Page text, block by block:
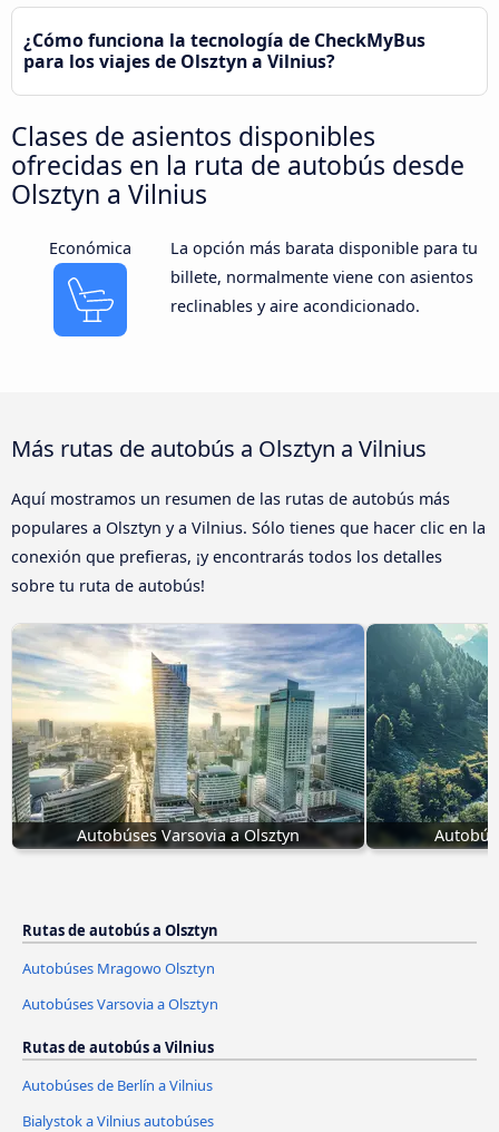
¿Cómo funciona la tecnología de CheckMyBus
para los viajes de Olsztyn a Vilnius?
Clases de asientos disponibles
ofrecidas en la ruta de autobús desde
Olsztyn a Vilnius
Económica
La opción más barata disponible para tu
billete, normalmente viene con asientos
reclinables y aire acondicionado.
Más rutas de autobús a Olsztyn a Vilnius
Aquí mostramos un resumen de las rutas de autobús más
populares a Olsztyn y a Vilnius. Sólo tienes que hacer clic en la
conexión que prefieras, ¡y encontrarás todos los detalles
sobre tu ruta de autobús!
Autobúses Varsovia a Olsztyn
Rutas de autobús a Olsztyn
Autobúses Mragowo Olsztyn
Autobúses Varsovia a Olsztyn
Rutas de autobús a Vilnius
Autobúses de Berlín a Vilnius
Bialystok a Vilnius autobúses